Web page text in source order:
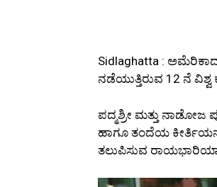
Sidlaghatta :
ನಡೆಯುತ್ತಿರುವ 12 ನೆ
ಪದ್ಮಶ್ರೀ ಮತ್ತು
ಹಾಗೂ ತಂದೆಯ
ತಲುಪಿಸುವ